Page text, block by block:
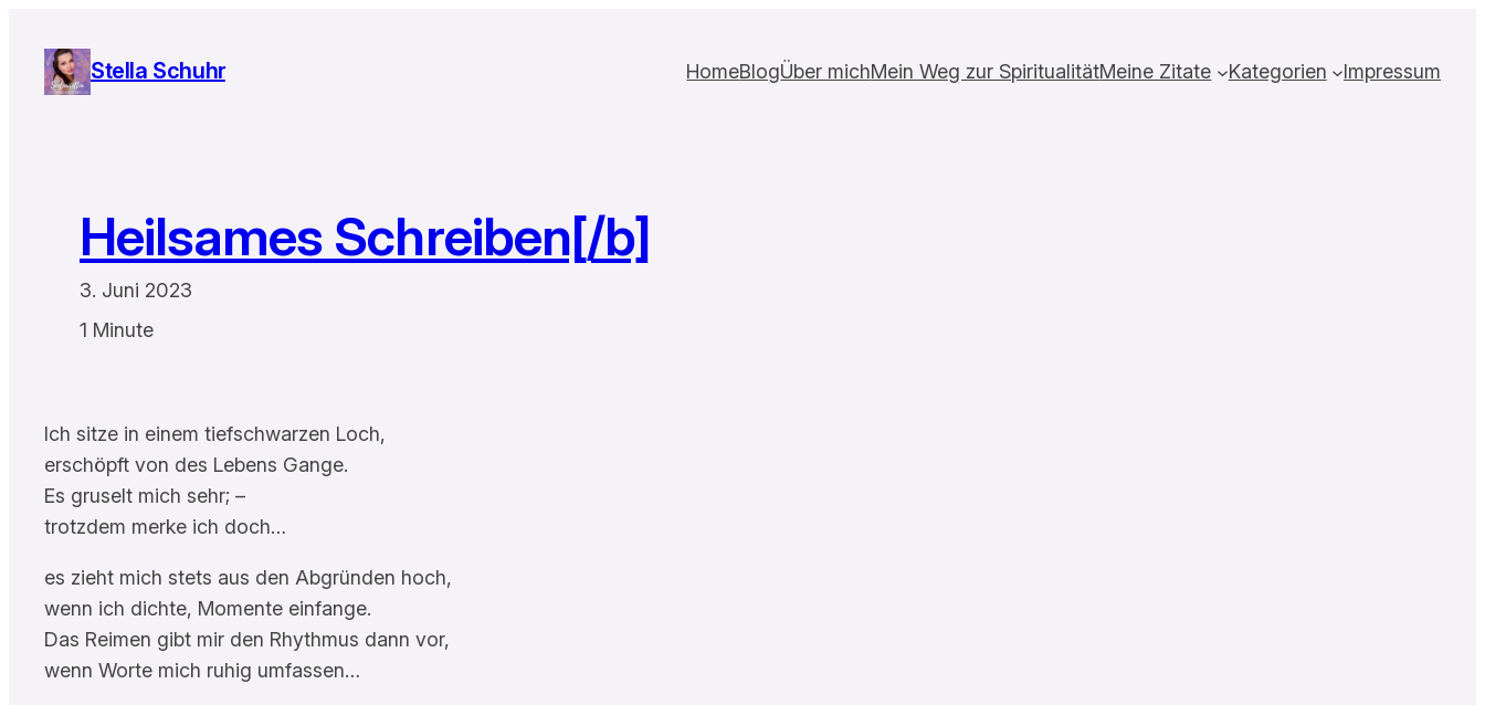
Inhalt
springen
Stella Schuhr HomeBlogÜber michMein Weg zur SpiritualitätMeine Zitate Kategorien Impressum
Heilsames Schreiben[/b]
3. Juni 2023
1 Minute
Ich sitze in einem tiefschwarzen Loch,
erschöpft von des Lebens Gange.
Es gruselt mich sehr; –
trotzdem merke ich doch…
es zieht mich stets aus den Abgründen hoch,
wenn ich dichte, Momente einfange.
Das Reimen gibt mir den Rhythmus dann vor,
wenn Worte mich ruhig umfassen…